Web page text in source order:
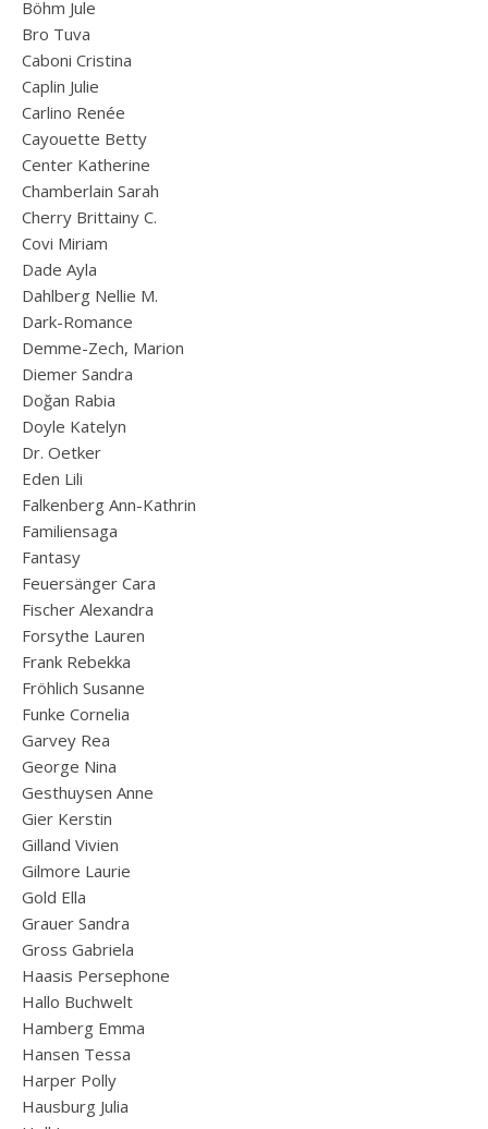
Böhm Jule
Bro Tuva
Caboni Cristina
Caplin Julie
Carlino Renée
Cayouette Betty
Center Katherine
Chamberlain Sarah
Cherry Brittainy C.
Covi Miriam
Dade Ayla
Dahlberg Nellie M.
Dark-Romance
Demme-Zech, Marion
Diemer Sandra
Doğan Rabia
Doyle Katelyn
Dr. Oetker
Eden Lili
Falkenberg Ann-Kathrin
Familiensaga
Fantasy
Feuersänger Cara
Fischer Alexandra
Forsythe Lauren
Frank Rebekka
Fröhlich Susanne
Funke Cornelia
Garvey Rea
George Nina
Gesthuysen Anne
Gier Kerstin
Gilland Vivien
Gilmore Laurie
Gold Ella
Grauer Sandra
Gross Gabriela
Haasis Persephone
Hallo Buchwelt
Hamberg Emma
Hansen Tessa
Harper Polly
Hausburg Julia